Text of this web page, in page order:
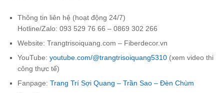
Thông tin liên hệ (hoạt động 24/7)
Hotline/Zalo: 093 529 76 66 – 0869 302 266
Website: Trangtrisoiquang.com – Fiberdecor.vn
YouTube: youtube.com/@trangtrisoiquang5310 (xem video thi
công thực tế)
Fanpage: Trang Trí Sợi Quang – Trần Sao – Đèn Chùm